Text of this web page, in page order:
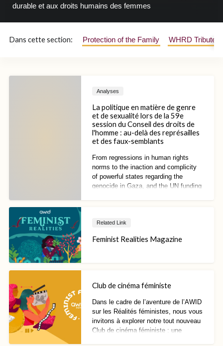
durable et aux droits humains des femmes
Dans cette section: Protection of the Family WHRD Tribute
Analyses
La politique en matière de genre
et de sexualité lors de la 59e
session du Conseil des droits de
l'homme : au-delà des représailles
et des faux-semblants
From regressions in human rights
norms to the inaction and complicity
of powerful states regarding the
genocide in Gaza, and the UN funding
pursuit of justice and accountability
Related Link
Feminist Realities Magazine
Club de cinéma féministe
Dans le cadre de l’aventure de l’AWID
sur les Réalités féministes, nous vous
invitons à explorer notre tout nouveau
Club de cinéma féministe : une